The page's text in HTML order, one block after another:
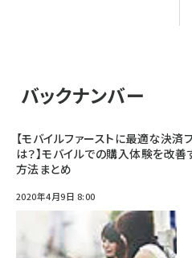
バックナンバー
【モバイルファーストに最適な決済
は？】モバイルでの購入体験を改
方法まとめ
2020年4月9日 8:00